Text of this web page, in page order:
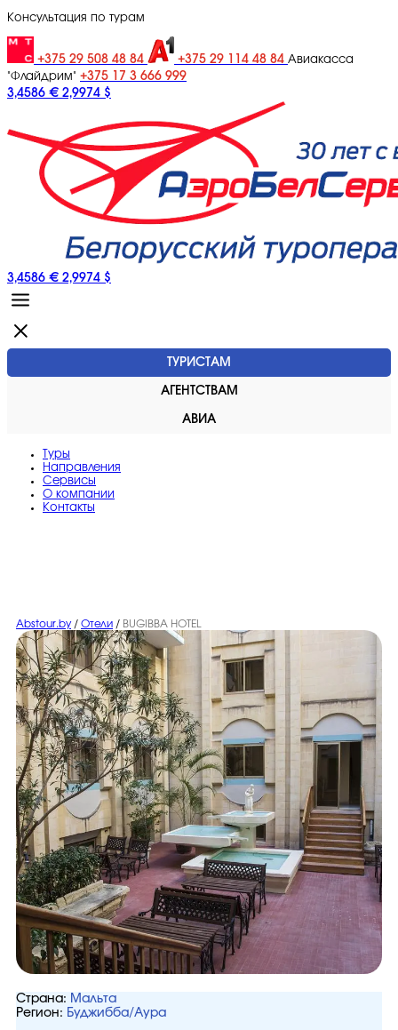
Консультация по турам
+375 29 508 48 84 +375 29 114 48 84 Авиакасса
"Флайдрим" +375 17 3 666 999
3,4586 € 2,9974 $
3,4586 € 2,9974 $
ТУРИСТАМ
АГЕНТСТВАМ
АВИА
Туры
Направления
Сервисы
O компании
Контакты
Abstour.by / Отели / BUGIBBA HOTEL
Страна: Мальта
Регион: Буджибба/Аура